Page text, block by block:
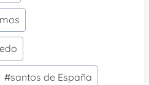
#santos de España